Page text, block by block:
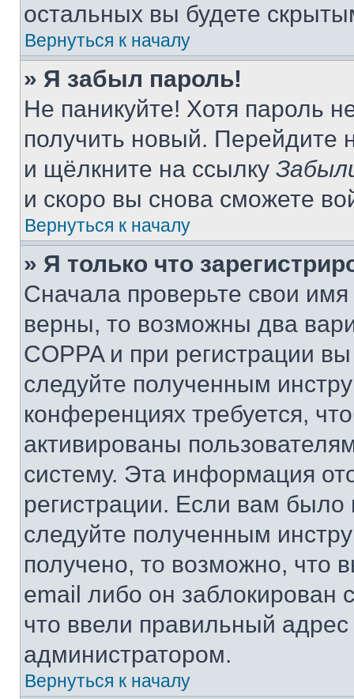
остальных вы будете
Вернуться к началу
» Я забыл пароль!
Не паникуйте! Хотя пароль
получить новый. Перейдите
и щёлкните на ссылку
и скоро вы снова сможете
Вернуться к началу
» Я только что
Сначала проверьте свои
верны, то возможны два
COPPA и при регистрации
следуйте полученным
конференциях требуется,
активированы
систему. Эта информация
регистрации. Если вам
следуйте полученным
получено, то возможно, что
email либо он
что ввели правильный адрес
администратором.
Вернуться к началу